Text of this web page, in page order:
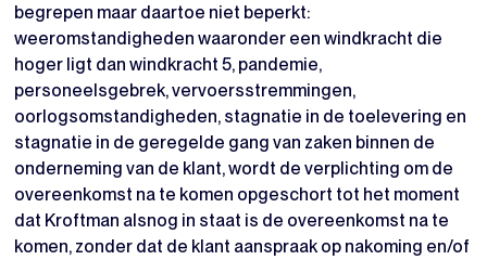
begrepen maar daartoe niet beperkt:
weeromstandigheden waaronder een windkracht die
hoger ligt dan windkracht 5, pandemie,
personeelsgebrek, vervoersstremmingen,
oorlogsomstandigheden, stagnatie in de toelevering en
stagnatie in de geregelde gang van zaken binnen de
onderneming van de klant, wordt de verplichting om de
overeenkomst na te komen opgeschort tot het moment
dat Kroftman alsnog in staat is de overeenkomst na te
komen, zonder dat de klant aanspraak op nakoming en/of